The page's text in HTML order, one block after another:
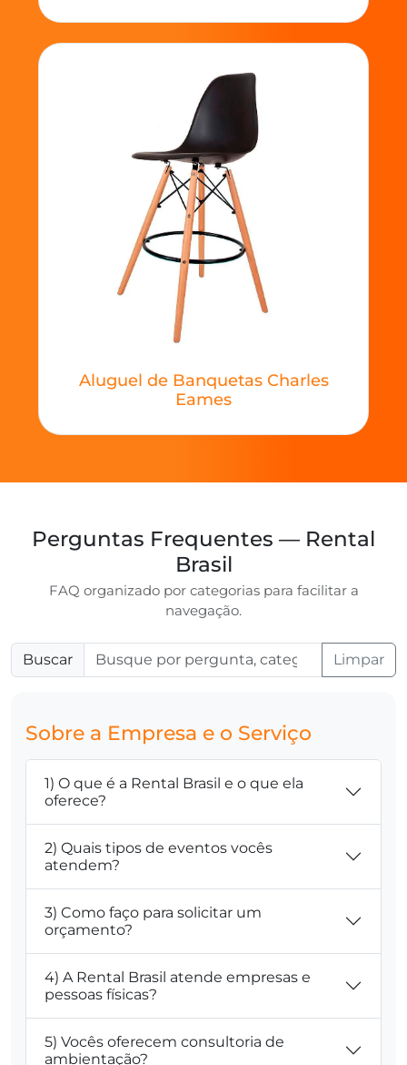
Aluguel de Banquetas Charles
Eames
Perguntas Frequentes — Rental
Brasil
FAQ organizado por categorias para facilitar a
navegação.
Buscar Limpar
Sobre a Empresa e o Serviço
1) O que é a Rental Brasil e o que ela
oferece?
2) Quais tipos de eventos vocês
atendem?
3) Como faço para solicitar um
orçamento?
4) A Rental Brasil atende empresas e
pessoas físicas?
5) Vocês oferecem consultoria de
ambientação?